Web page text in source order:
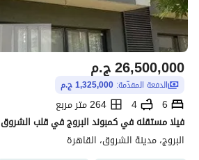
ج.م26,500,000
الدفعة المقدّمة: 1,325,000 ج.م
6
4
264 متر مربع
فيلا مستقله في كمبوند البروج في قلب الشروق
البروج، مدينة الشروق، القاهرة